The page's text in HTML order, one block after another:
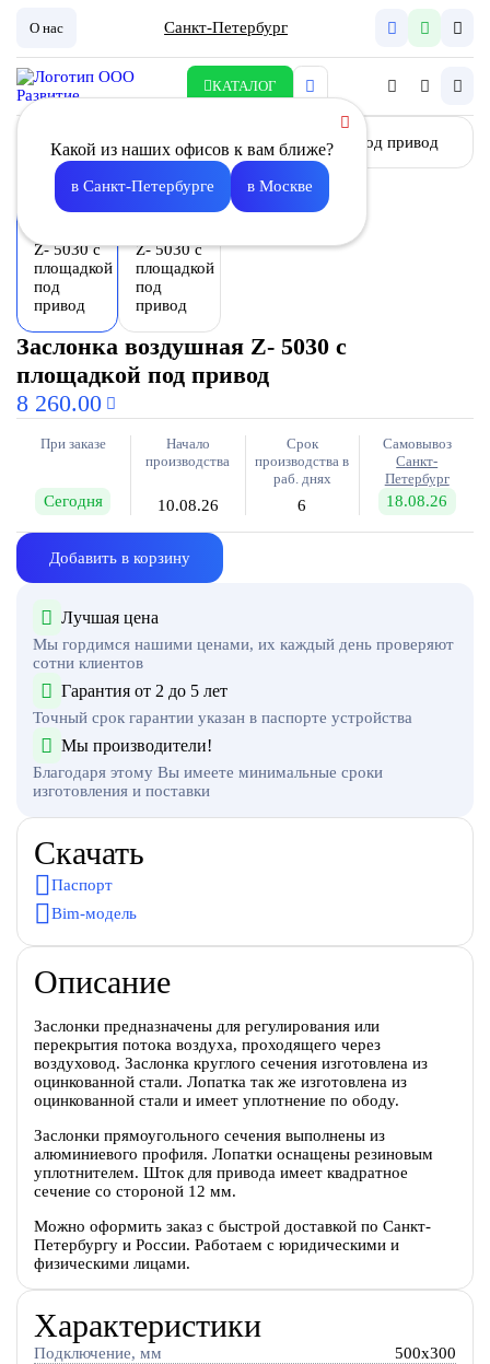
О нас Санкт-Петербург
КАТАЛОГ
Какой из наших офисов к вам ближе?
в Санкт-Петербурге в Москве
Заслонка воздушная Z- 5030 с
площадкой под привод
8 260.00
При заказе
Сегодня
Начало
производства
10.08.26
Срок
производства в
раб. днях
6
Самовывоз
Санкт-
Петербург
18.08.26
Добавить в корзину
Лучшая цена
Мы гордимся нашими ценами, их каждый день проверяют
сотни клиентов
Гарантия от 2 до 5 лет
Точный срок гарантии указан в паспорте устройства
Мы производители!
Благодаря этому Вы имеете минимальные сроки
изготовления и поставки
Скачать
Паспорт
Bim-модель
Описание
Заслонки предназначены для регулирования или
перекрытия потока воздуха, проходящего через
воздуховод. Заслонка круглого сечения изготовлена из
оцинкованной стали. Лопатка так же изготовлена из
оцинкованной стали и имеет уплотнение по ободу.
Заслонки прямоугольного сечения выполнены из
алюминиевого профиля. Лопатки оснащены резиновым
уплотнителем. Шток для привода имеет квадратное
сечение со стороной 12 мм.
Можно оформить заказ с быстрой доставкой по Санкт-
Петербургу и России. Работаем с юридическими и
физическими лицами.
Характеристики
Подключение, мм 500x300